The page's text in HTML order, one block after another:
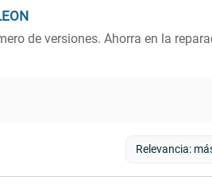
de versiones. Ahorra en la